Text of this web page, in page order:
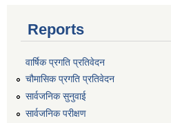
Reports
वार्षिक प्रगति प्रतिवेदन
चौमासिक प्रगति प्रतिवेदन
सार्वजनिक सुनुवाई
सार्वजनिक परीक्षण